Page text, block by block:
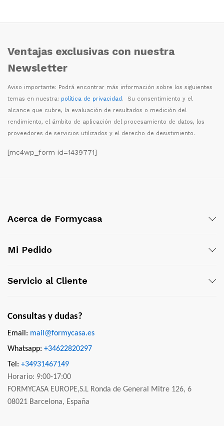
Ventajas exclusivas con nuestra
Newsletter
Aviso importante: Podrá encontrar más información sobre los siguientes
temas en nuestra: política de privacidad. Su consentimiento y el
alcance que cubre, la evaluación de resultados o medición del
rendimiento, el ámbito de aplicación del procesamiento de datos, los
proveedores de servicios utilizados y el derecho de desistimiento.
[mc4wp_form id=1439771]
Acerca de Formycasa
Mi Pedido
Servicio al Cliente
Consultas y dudas?
Email: mail@formycasa.es
Whatsapp: +34622820297
Tel: +34931467149
Horario: 9:00-17:00
FORMYCASA EUROPE,S.L Ronda de General Mitre 126, 6
08021 Barcelona, España